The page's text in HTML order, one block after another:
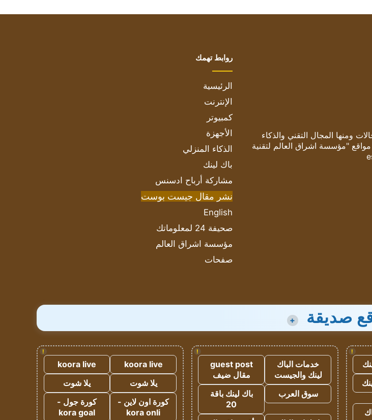
ومنها المجال التقني والذكاء
مواقع "مؤسسة اشراق العالم لتقنية
روابط تهمك
الرئيسية
الإنترنت
كمبيوتر
الأجهزة
الذكاء المنزلي
باك لينك
مشاركة أرباح ادسنس
نشر مقال جيست بوست
English
صحيفة 24 لمعلوماتك
مؤسسة اشراق العالم
صفحات
صديقة +
!
!
خدمات الباك
لينك والجيست
guest post
مقال ضيف
سوق العرب
باك لينك باقة
20
!
koora live
koora live
يلا شوت
يلا شوت
كورة اون لاين -
kora onli
كورة جول -
kora goal